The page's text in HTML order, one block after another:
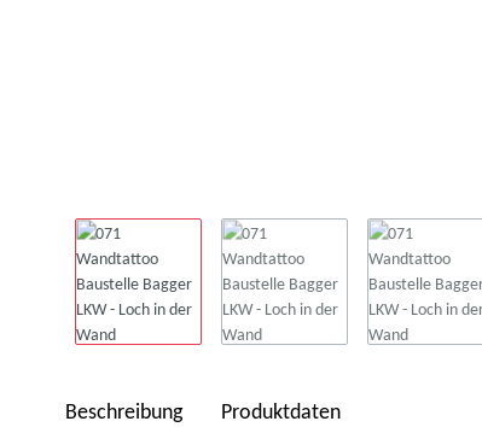
Beschreibung Produktdaten